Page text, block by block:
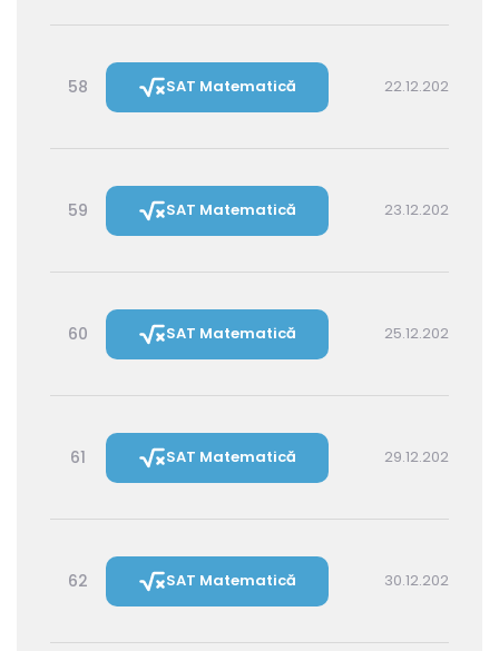
58 SAT Matematică 22.12.2026 16:00
59 SAT Matematică 23.12.2026 14:30
60 SAT Matematică 25.12.2026 16:00
61 SAT Matematică 29.12.2026 16:00
62 SAT Matematică 30.12.2026 14:30